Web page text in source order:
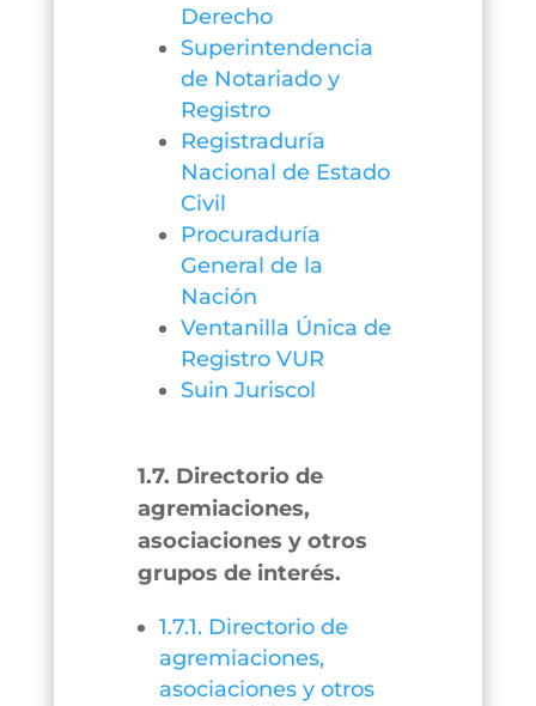
Derecho
Superintendencia
de Notariado y
Registro
Registraduría
Nacional de Estado
Civil
Procuraduría
General de la
Nación
Ventanilla Única de
Registro VUR
Suin Juriscol
1.7. Directorio de
agremiaciones,
asociaciones y otros
grupos de interés.
1.7.1. Directorio de
agremiaciones,
asociaciones y otros